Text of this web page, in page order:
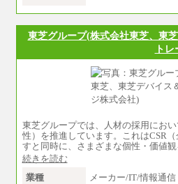
卒の金額を最低額と
経験・能力を考慮の
中途：
下記は新卒採用の給
合、下記を再下限と
なります。
5,000円（大学卒）
（2）【正社員】総
卒）
東芝グループ(株式会社東芝、東
ト
東芝グループでは、人材の採用にお
性）を推進しています。これはCSR
すと同時に、さまざまな個性・価値観
続きを読む
業種
メーカー/IT/情報通信